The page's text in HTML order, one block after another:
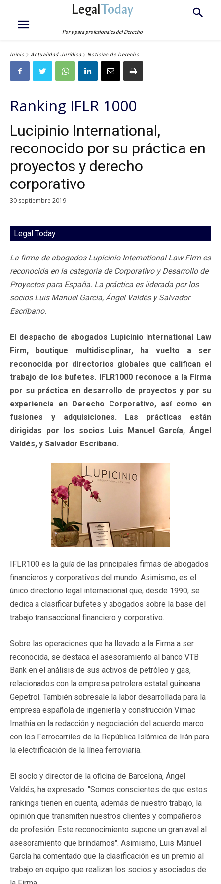
LegalToday
Por y para profesionales del Derecho
Inicio Actualidad Jurídica Noticias de Derecho
Ranking IFLR 1000
Lucipinio International,
reconocido por su práctica en
proyectos y derecho
corporativo
30 septiembre 2019
Legal Today
La firma de abogados Lupicinio International Law Firm es
reconocida en la categoría de Corporativo y Desarrollo de
Proyectos para España. La práctica es liderada por los
socios Luis Manuel García, Ángel Valdés y Salvador
Escribano.
El despacho de abogados Lupicinio International Law
Firm, boutique multidisciplinar, ha vuelto a ser
reconocida por directorios globales que califican el
trabajo de los bufetes. IFLR1000 reconoce a la Firma
por su práctica en desarrollo de proyectos y por su
experiencia en Derecho Corporativo, así como en
fusiones y adquisiciones. Las prácticas están
dirigidas por los socios Luis Manuel García, Ángel
Valdés, y Salvador Escribano.
IFLR100 es la guía de las principales firmas de abogados
financieros y corporativos del mundo. Asimismo, es el
único directorio legal internacional que, desde 1990, se
dedica a clasificar bufetes y abogados sobre la base del
trabajo transaccional financiero y corporativo.
Sobre las operaciones que ha llevado a la Firma a ser
reconocida, se destaca el asesoramiento al banco VTB
Bank en el análisis de sus activos de petróleo y gas,
relacionados con la empresa petrolera estatal guineana
Gepetrol. También sobresale la labor desarrollada para la
empresa española de ingeniería y construcción Vimac
Imathia en la redacción y negociación del acuerdo marco
con los Ferrocarriles de la República Islámica de Irán para
la electrificación de la línea ferroviaria.
El socio y director de la oficina de Barcelona, Ángel
Valdés, ha expresado: "Somos conscientes de que estos
rankings tienen en cuenta, además de nuestro trabajo, la
opinión que transmiten nuestros clientes y compañeros
de profesión. Este reconocimiento supone un gran aval al
asesoramiento que brindamos". Asimismo, Luis Manuel
García ha comentado que la clasificación es un premio al
trabajo en equipo que realizan los socios y asociados de